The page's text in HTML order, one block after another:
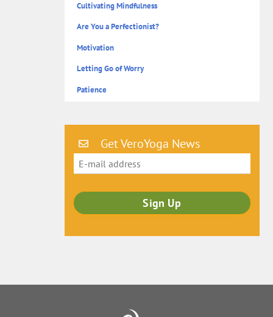
Cultivating Mindfulness
Are You a Perfectionist?
Motivation
Letting Go of Worry
Patience
Get VeroYoga News